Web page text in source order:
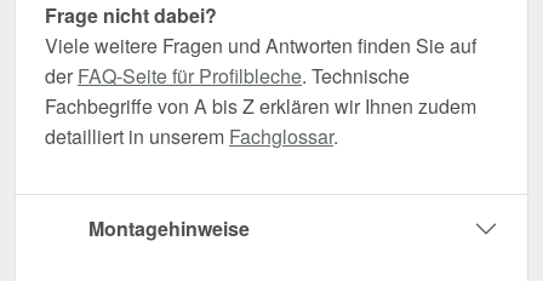
Frage nicht dabei?
Viele weitere Fragen und Antworten finden Sie auf
der FAQ-Seite für Profilbleche. Technische
Fachbegriffe von A bis Z erklären wir Ihnen zudem
detailliert in unserem Fachglossar.
Montagehinweise